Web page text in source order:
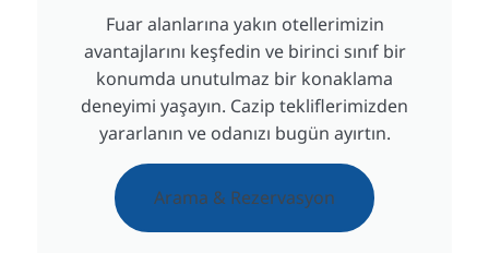
Fuar alanlarına yakın otellerimizin
avantajlarını keşfedin ve birinci sınıf bir
konumda unutulmaz bir konaklama
deneyimi yaşayın. Cazip tekliflerimizden
yararlanın ve odanızı bugün ayırtın.
Arama & Rezervasyon